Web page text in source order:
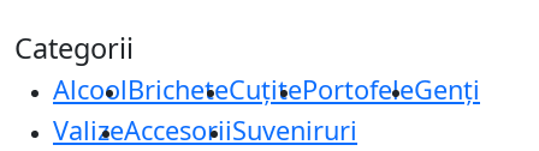
Categorii
AlcoolBricheteCuțitePortofeleGenți
ValizeAccesoriiSuveniruri